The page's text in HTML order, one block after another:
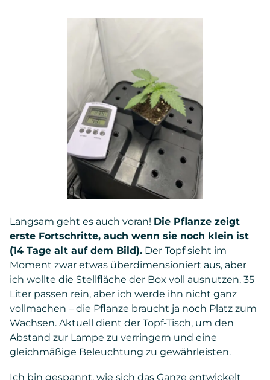
Langsam geht es auch voran! Die Pflanze zeigt
erste Fortschritte, auch wenn sie noch klein ist
(14 Tage alt auf dem Bild). Der Topf sieht im
Moment zwar etwas überdimensioniert aus, aber
ich wollte die Stellfläche der Box voll ausnutzen. 35
Liter passen rein, aber ich werde ihn nicht ganz
vollmachen – die Pflanze braucht ja noch Platz zum
Wachsen. Aktuell dient der Topf-Tisch, um den
Abstand zur Lampe zu verringern und eine
gleichmäßige Beleuchtung zu gewährleisten.
Ich bin gespannt, wie sich das Ganze entwickelt